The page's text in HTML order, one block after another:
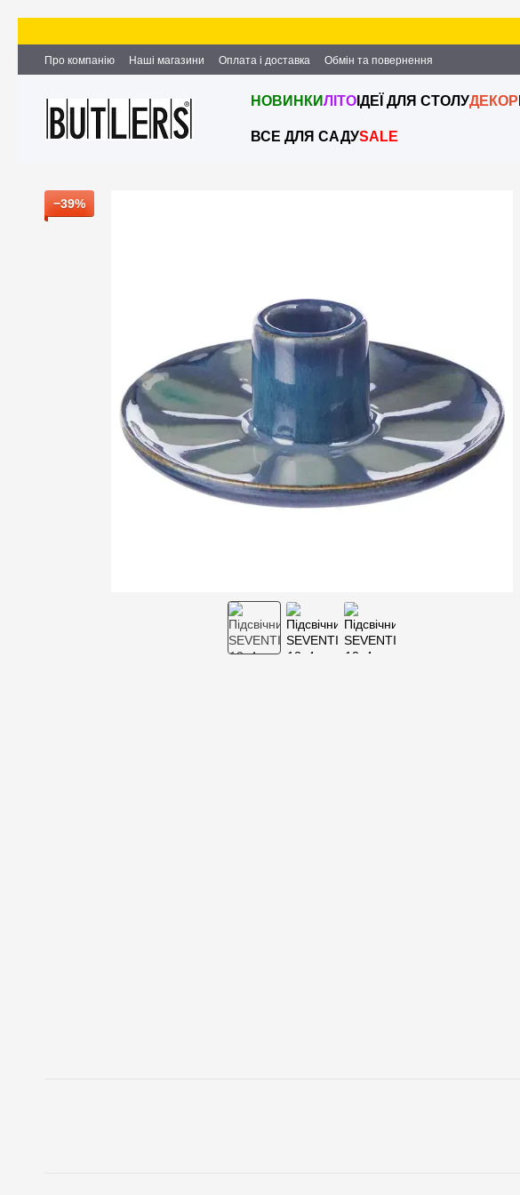
Про компанію Наші магазини Оплата і доставка
Обмін та повернення
Партнерство та співпраця
Вакансії Контактна інформація
НОВИНКИЛІТО ІДЕЇ ДЛЯ СТОЛУДЕКОР
ВСЕ ДЛЯ САДУSALE
−39%